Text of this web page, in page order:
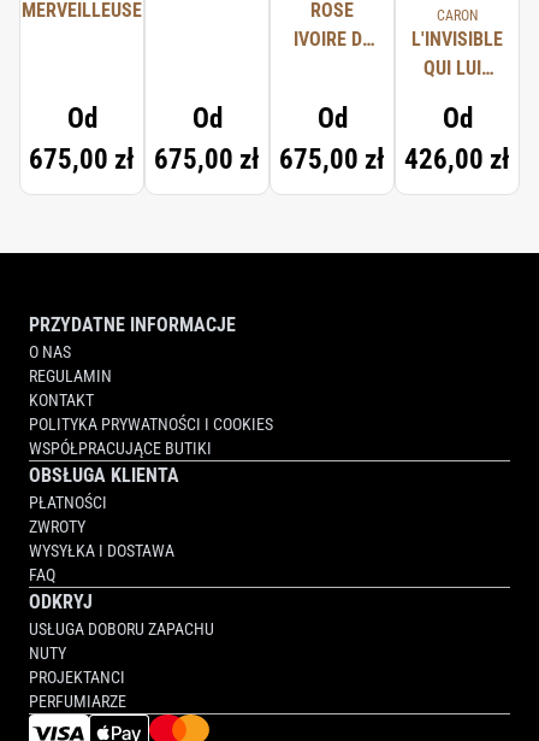
MERVEILLEUSE
Od
675,00 zł
Od
675,00 zł
ROSE
IVOIRE DE
Od
675,00 zł
CARON
L'INVISIBLE
QUI LUIT
SUBLIME
Od
426,00 zł
PRZYDATNE INFORMACJE
O NAS
REGULAMIN
KONTAKT
POLITYKA PRYWATNOŚCI I COOKIES
WSPÓŁPRACUJĄCE BUTIKI
OBSŁUGA KLIENTA
PŁATNOŚCI
ZWROTY
WYSYŁKA I DOSTAWA
FAQ
ODKRYJ
USŁUGA DOBORU ZAPACHU
NUTY
PROJEKTANCI
PERFUMIARZE